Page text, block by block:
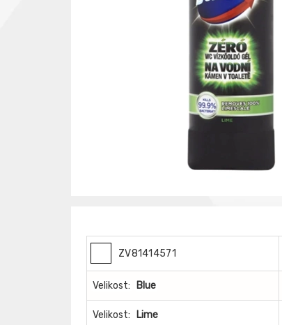
ZV81414571
Velikost: Blue
Velikost: Lime